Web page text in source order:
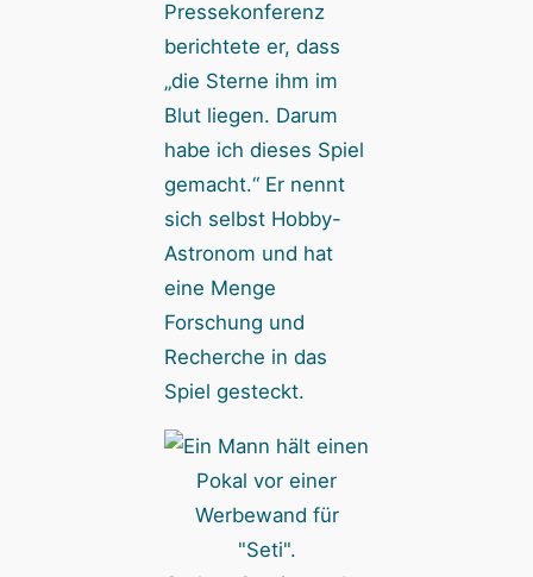
Pressekonferenz
berichtete er, dass
„die Sterne ihm im
Blut liegen. Darum
habe ich dieses Spiel
gemacht.“ Er nennt
sich selbst Hobby-
Astronom und hat
eine Menge
Forschung und
Recherche in das
Spiel gesteckt.